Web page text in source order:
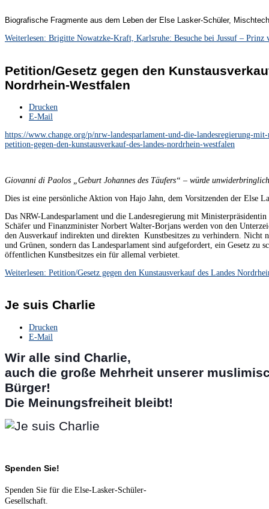
Biografische Fragmente aus dem Leben der Else Lasker-Schüler,
Weiterlesen: Brigitte Nowatzke-Kraft, Karlsruhe: Besuche bei Jussuf – Prinz
Petition/Gesetz gegen den
Nordrhein-Westfalen
Drucken
E-Mail
https://www.change.org/p/nrw-landesparlament-und-die-landesregierung-
petition-gegen-den-kunstausverkauf-des-landes-nordrhein-westfalen
Giovanni di Paolos „Geburt Johannes des Täufers“ – würde
Dies ist eine persönliche Aktion von Hajo Jahn, dem Vorsitzenden der Else
Das NRW-Landesparlament und die Landesregierung mit
Schäfer und Finanzminister Norbert Walter-Borjans werden von den
den Ausverkauf indirekten und direkten Kunstbesitzes zu verhindern. Nicht
und Grünen, sondern das Landesparlament sind aufgefordert, ein Gesetz zu
öffentlichen Kunstbesitzes ein für allemal verbietet.
Weiterlesen: Petition/Gesetz gegen den Kunstausverkauf des Landes
Je suis Charlie
Drucken
E-Mail
Wir alle sind Charlie,
auch die große Mehrheit unserer
Bürger!
Die Meinungsfreiheit bleibt!
Spenden Sie!
Spenden Sie für die Else-Lasker-Schüler-
Gesellschaft.